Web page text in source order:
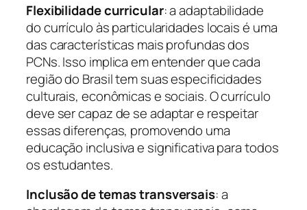
Flexibilidade curricular: a adaptabilidade
do currículo às particularidades locais é uma
das características mais profundas dos
PCNs. Isso implica em entender que cada
região do Brasil tem suas especificidades
culturais, econômicas e sociais. O currículo
deve ser capaz de se adaptar e respeitar
essas diferenças, promovendo uma
educação inclusiva e significativa para todos
os estudantes.
Inclusão de temas transversais: a